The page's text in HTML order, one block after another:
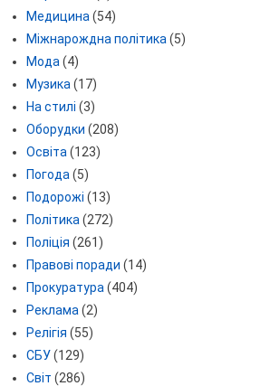
Медицина (54)
Міжнарождна політика (5)
Мода (4)
Музика (17)
На стилі (3)
Оборудки (208)
Освіта (123)
Погода (5)
Подорожі (13)
Політика (272)
Поліція (261)
Правові поради (14)
Прокуратура (404)
Реклама (2)
Релігія (55)
СБУ(129)
Світ (286)